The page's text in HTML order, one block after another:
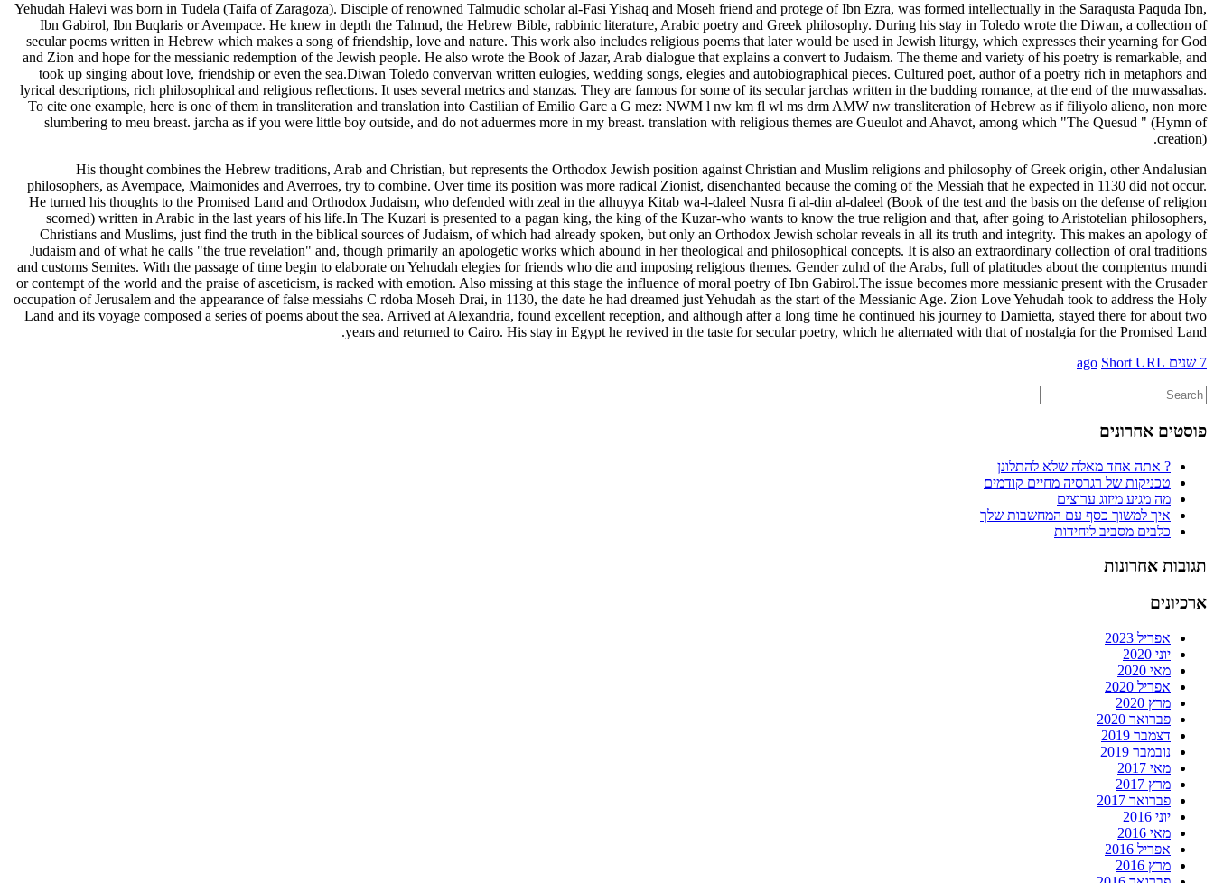
Yehudah Halevi was born in Tudela (Taifa of Zaragoza). Disciple of renowned Talmudic scholar al-Fasi Yishaq and Moseh friend and protege of Ibn Ezra, was formed intellectually in the Saraqusta Paquda Ibn,
Ibn Gabirol, Ibn Buqlaris or Avempace. He knew in depth the Talmud, the Hebrew Bible, rabbinic literature, Arabic poetry and Greek philosophy. During his stay in Toledo wrote the Diwan, a collection of
secular poems written in Hebrew which makes a song of friendship, love and nature. This work also includes religious poems that later would be used in Jewish liturgy, which expresses their yearning for God
and Zion and hope for the messianic redemption of the Jewish people. He also wrote the Book of Jazar, Arab dialogue that explains a convert to Judaism. The theme and variety of his poetry is remarkable, and
took up singing about love, friendship or even the sea.Diwan Toledo convervan written eulogies, wedding songs, elegies and autobiographical pieces. Cultured poet, author of a poetry rich in metaphors and
lyrical descriptions, rich philosophical and religious reflections. It uses several metrics and stanzas. They are famous for some of its secular jarchas written in the budding romance, at the end of the muwassahas.
To cite one example, here is one of them in transliteration and translation into Castilian of Emilio Garc a G mez: NWM l nw km fl wl ms drm AMW nw transliteration of Hebrew as if filiyolo alieno, non more
slumbering to meu breast. jarcha as if you were little boy outside, and do not aduermes more in my breast. translation with religious themes are Gueulot and Ahavot, among which "The Quesud " (Hymn of
creation).
His thought combines the Hebrew traditions, Arab and Christian, but represents the Orthodox Jewish position against Christian and Muslim religions and philosophy of Greek origin, other Andalusian
philosophers, as Avempace, Maimonides and Averroes, try to combine. Over time its position was more radical Zionist, disenchanted because the coming of the Messiah that he expected in 1130 did not occur.
He turned his thoughts to the Promised Land and Orthodox Judaism, who defended with zeal in the alhuyya Kitab wa-l-daleel Nusra fi al-din al-daleel (Book of the test and the basis on the defense of religion
scorned) written in Arabic in the last years of his life.In The Kuzari is presented to a pagan king, the king of the Kuzar-who wants to know the true religion and that, after going to Aristotelian philosophers,
Christians and Muslims, just find the truth in the biblical sources of Judaism, of which had already spoken, but only an Orthodox Jewish scholar reveals in all its truth and integrity. This makes an apology of
Judaism and of what he calls "the true revelation" and, though primarily an apologetic works which abound in her theological and philosophical concepts. It is also an extraordinary collection of oral traditions
and customs Semites. With the passage of time begin to elaborate on Yehudah elegies for friends who die and imposing religious themes. Gender zuhd of the Arabs, full of platitudes about the comptentus mundi
or contempt of the world and the praise of asceticism, is racked with emotion. Also missing at this stage the influence of moral poetry of Ibn Gabirol.The issue becomes more messianic present with the Crusader
occupation of Jerusalem and the appearance of false messiahs C rdoba Moseh Drai, in 1130, the date he had dreamed just Yehudah as the start of the Messianic Age. Zion Love Yehudah took to address the Holy
Land and its voyage composed a series of poems about the sea. Arrived at Alexandria, found excellent reception, and although after a long time he continued his journey to Damietta, stayed there for about two
years and returned to Cairo. His stay in Egypt he revived in the taste for secular poetry, which he alternated with that of nostalgia for the Promised Land.
7 שנים ago
Short URL
פוסטים אחרונים
? אתה אחד מאלה שלא להתלונן
טכניקות של רגרסיה מחיים קודמים
מה מגיע מיזוג ערוצים
איך למשוך כסף עם המחשבות שלך
כלבים מסביב ליחידות
תגובות אחרונות
ארכיונים
אפריל 2023
יוני 2020
מאי 2020
אפריל 2020
מרץ 2020
פברואר 2020
דצמבר 2019
נובמבר 2019
מאי 2017
מרץ 2017
פברואר 2017
יוני 2016
מאי 2016
אפריל 2016
מרץ 2016